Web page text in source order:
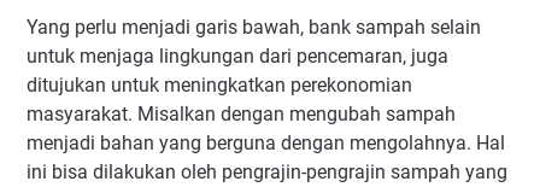
Yang perlu menjadi garis bawah, bank sampah selain
untuk menjaga lingkungan dari pencemaran, juga
ditujukan untuk meningkatkan perekonomian
masyarakat. Misalkan dengan mengubah sampah
menjadi bahan yang berguna dengan mengolahnya. Hal
ini bisa dilakukan oleh pengrajin-pengrajin sampah yang